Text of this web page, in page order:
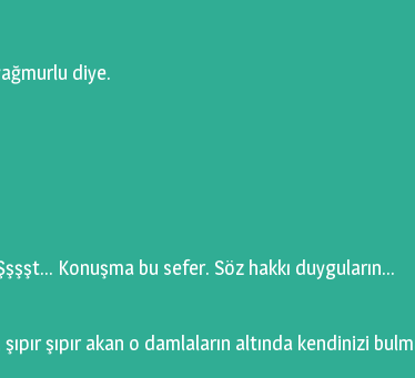
diye.
Konuşma bu sefer. Söz hakkı duyguların…
şıpır akan o damlaların altında kendinizi